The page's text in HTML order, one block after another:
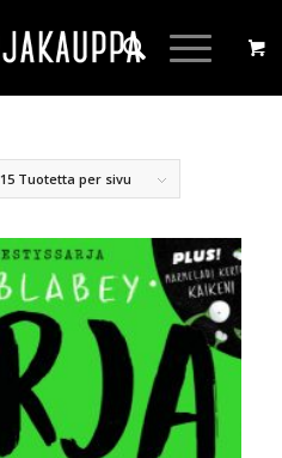
15 Tuotetta per sivu